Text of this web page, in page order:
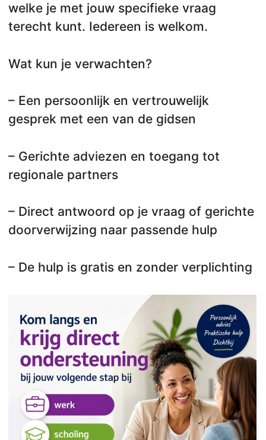
welke je met jouw specifieke vraag
terecht kunt. Iedereen is welkom.
Wat kun je verwachten?
– Een persoonlijk en vertrouwelijk
gesprek met een van de gidsen
– Gerichte adviezen en toegang tot
regionale partners
– Direct antwoord op je vraag of gerichte
doorverwijzing naar passende hulp
– De hulp is gratis en zonder verplichting